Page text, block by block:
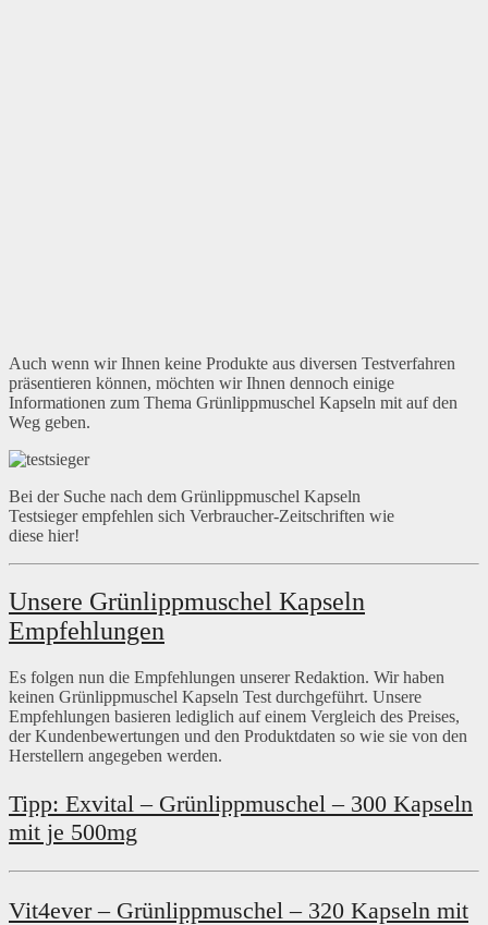
Auch wenn wir Ihnen keine Produkte aus diversen Testverfahren
präsentieren können, möchten wir Ihnen dennoch einige
Informationen zum Thema Grünlippmuschel Kapseln mit auf den
Weg geben.
Bei der Suche nach dem Grünlippmuschel Kapseln
Testsieger empfehlen sich Verbraucher-Zeitschriften wie
diese hier!
Unsere Grünlippmuschel Kapseln
Empfehlungen
Es folgen nun die Empfehlungen unserer Redaktion. Wir haben
keinen Grünlippmuschel Kapseln Test durchgeführt. Unsere
Empfehlungen basieren lediglich auf einem Vergleich des Preises,
der Kundenbewertungen und den Produktdaten so wie sie von den
Herstellern angegeben werden.
Tipp: Exvital – Grünlippmuschel – 300 Kapseln
mit je 500mg
Vit4ever – Grünlippmuschel – 320 Kapseln mit